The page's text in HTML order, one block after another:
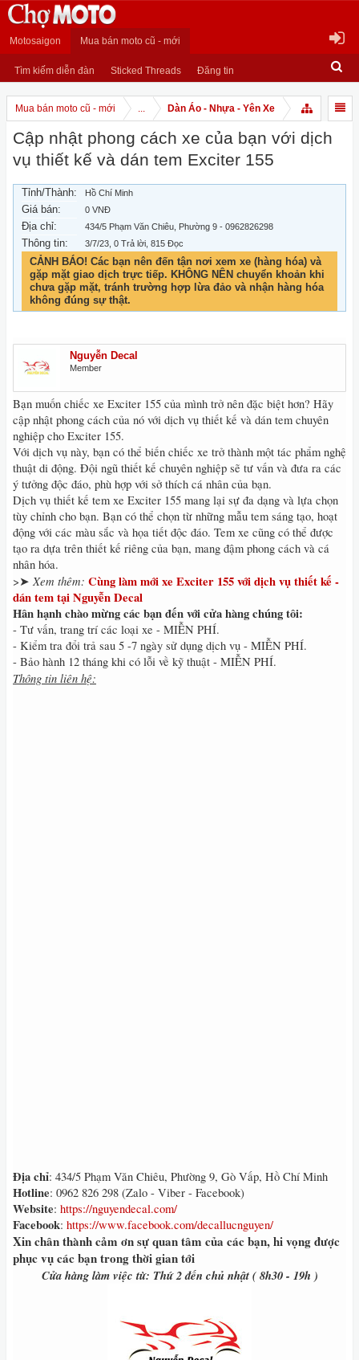
Motosaigon Mua bán moto cũ - mới
Tìm kiếm diễn đàn Sticked Threads Đăng tin
Mua bán moto cũ - mới ... Dàn Áo - Nhựa - Yên Xe
Cập nhật phong cách xe của bạn với dịch
vụ thiết kế và dán tem Exciter 155
Tỉnh/Thành: Hồ Chí Minh
Giá bán: 0 VNĐ
Địa chỉ: 434/5 Phạm Văn Chiêu, Phường 9 - 0962826298
Thông tin: 3/7/23 , 0 Trả lời, 815 Đọc
CẢNH BÁO! Các bạn nên đến tận nơi xem xe (hàng hóa) và
gặp mặt giao dịch trực tiếp. KHÔNG NÊN chuyển khoản khi
chưa gặp mặt, tránh trường hợp lừa đảo và nhận hàng hóa
không đúng sự thật.
Nguyễn Decal
Member
Bạn muốn chiếc xe Exciter 155 của mình trở nên đặc biệt hơn? Hãy
cập nhật phong cách của nó với dịch vụ thiết kế và dán tem chuyên
nghiệp cho Exciter 155.
Với dịch vụ này, bạn có thể biến chiếc xe trở thành một tác phẩm nghệ
thuật di động. Đội ngũ thiết kế chuyên nghiệp sẽ tư vấn và đưa ra các
ý tưởng độc đáo, phù hợp với sở thích cá nhân của bạn.
Dịch vụ thiết kế tem xe Exciter 155 mang lại sự đa dạng và lựa chọn
tùy chỉnh cho bạn. Bạn có thể chọn từ những mẫu tem sáng tạo, hoạt
động với các màu sắc và họa tiết độc đáo. Tem xe cũng có thể được
tạo ra dựa trên thiết kế riêng của bạn, mang đậm phong cách và cá
nhân hóa.
>➤ Xem thêm: Cùng làm mới xe Exciter 155 với dịch vụ thiết kế -
dán tem tại Nguyễn Decal
Hân hạnh chào mừng các bạn đến với cửa hàng chúng tôi:
- Tư vấn, trang trí các loại xe - MIỄN PHÍ.
- Kiểm tra đổi trả sau 5 -7 ngày sử dụng dịch vụ - MIỄN PHÍ.
- Bảo hành 12 tháng khi có lỗi về kỹ thuật - MIỄN PHÍ.
Thông tin liên hệ:
Địa chỉ: 434/5 Phạm Văn Chiêu, Phường 9, Gò Vấp, Hồ Chí Minh
Hotline: 0962 826 298 (Zalo - Viber - Facebook)
Website: https://nguyendecal.com/
Facebook: https://www.facebook.com/decallucnguyen/
Xin chân thành cảm ơn sự quan tâm của các bạn, hi vọng được
phục vụ các bạn trong thời gian tới
Cửa hàng làm việc từ: Thứ 2 đến chủ nhật ( 8h30 - 19h )